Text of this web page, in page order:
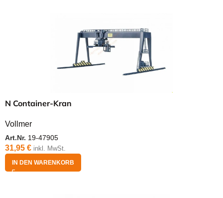
N Container-Kran
Vollmer
Art.Nr. 19-47905
31,95 € inkl. MwSt.
IN DEN WARENKORB